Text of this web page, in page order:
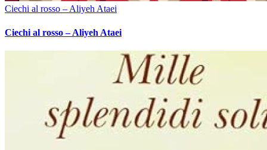
Ciechi al rosso – Aliyeh Ataei
Ciechi al rosso – Aliyeh Ataei